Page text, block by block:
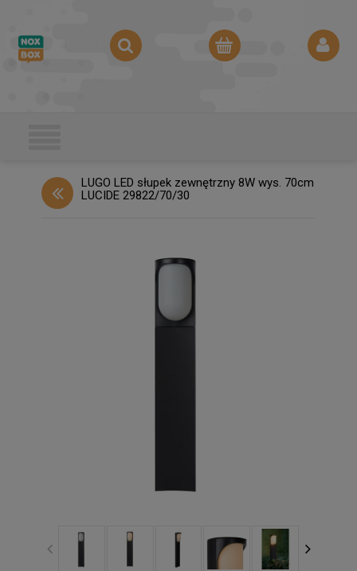
LUGO LED słupek zewnętrzny 8W wys. 70cm
LUCIDE 29822/70/30